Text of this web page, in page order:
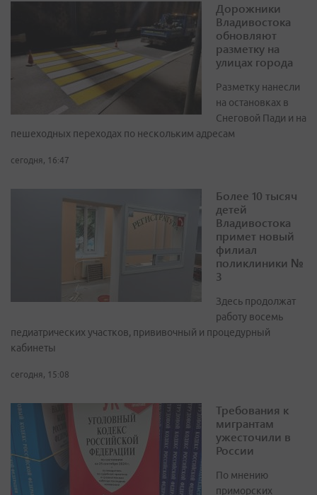
Дорожники
Владивостока
обновляют
разметку на
улицах города
Разметку нанесли
на остановках в
Снеговой Пади и на
пешеходных переходах по нескольким адресам
сегодня, 16:47
Более 10 тысяч
детей
Владивостока
примет новый
филиал
поликлиники №
3
Здесь продолжат
работу восемь
педиатрических участков, прививочный и процедурный
кабинеты
сегодня, 15:08
Требования к
мигрантам
ужесточили в
России
По мнению
приморских